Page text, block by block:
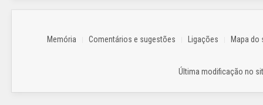
Memória Comentários e sugestões Ligações Mapa do
Última modificação no